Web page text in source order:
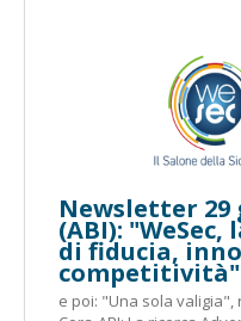
Newsletter 29
(ABI):
di fiducia,
competitività"
e poi: "Una sola